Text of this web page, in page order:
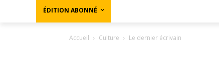
ÉDITION ABONNÉ
Accueil Culture Le dernier écrivain